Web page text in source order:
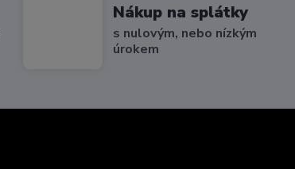
Nákup na splátky
s nulovým, nebo nízkým
úrokem